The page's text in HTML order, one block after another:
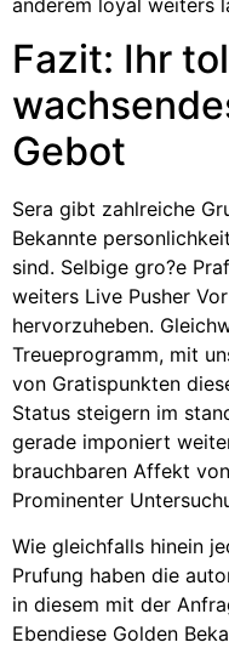
Fazit: Ihr
Gebot
Sera gibt zahlreiche
Bekannte
sind. Selbige gro?e
weiters Live Pusher
hervorzuheben.
Treueprogramm, mit
von Gratispunkten
Status steigern im
gerade imponiert
brauchbaren Affekt
Prominenter
Wie gleichfalls hinein
Prufung haben die
in diesem mit der
Ebendiese Golden